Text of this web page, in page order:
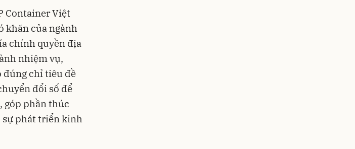
Container Việt
khăn của ngành
chính quyền địa
nhiệm vụ,
đúng chỉ tiêu đề
đổi số để
góp phần thúc
sự phát triển kinh